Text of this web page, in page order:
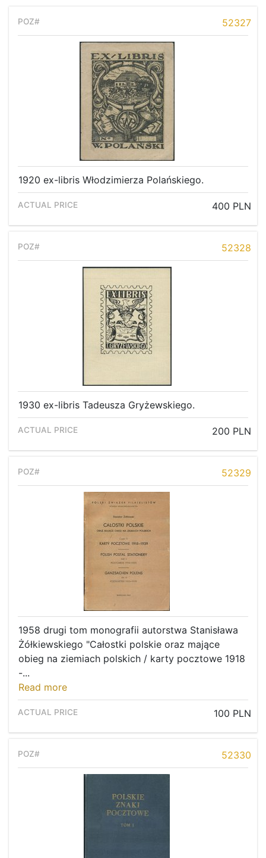
Current auction
Contact
52327
1920 ex-libris Włodzimierza Polańskiego.
400 PLN
52328
1930 ex-libris Tadeusza Gryżewskiego.
200 PLN
52329
1958 drugi tom monografii autorstwa Stanisława
Żółkiewskiego "Całostki polskie oraz mające
obieg na ziemiach polskich / karty pocztowe 1918
-...
Read more
100 PLN
52330